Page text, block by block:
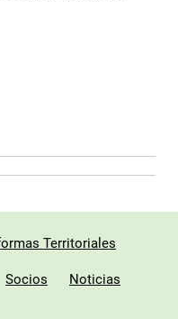
Territoriales
Socios Noticias